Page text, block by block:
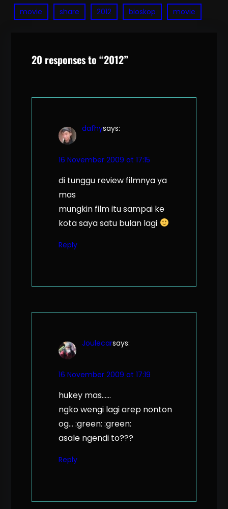
movie share 2012 bioskop movie
20 responses to “2012”
dafhysays:
16 November 2009 at 17:15
di tunggu review filmnya ya
mas
mungkin film itu sampai ke
kota saya satu bulan lagi
Reply
Joulecarsays:
16 November 2009 at 17:19
hukey mas……
ngko wengi lagi arep nonton
og… :green: :green:
asale ngendi to???
Reply